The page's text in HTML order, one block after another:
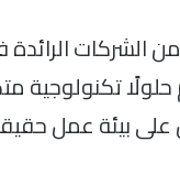
الشركات
تكنولوجية
بيئة عمل